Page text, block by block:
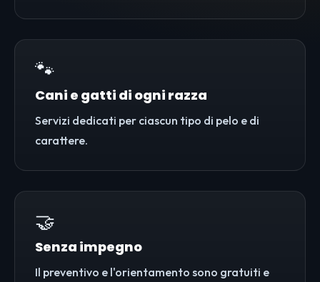
🐾
Cani e gatti di ogni razza
Servizi dedicati per ciascun tipo di pelo e di
carattere.
🤝
Senza impegno
Il preventivo e l'orientamento sono gratuiti e